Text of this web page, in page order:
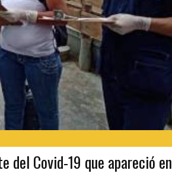
del Covid-19 que apareció en